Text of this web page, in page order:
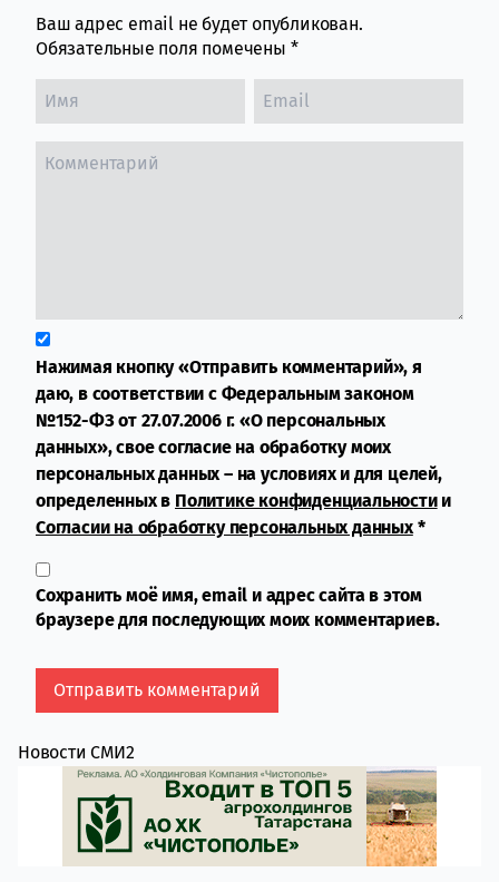
Ваш адрес email не будет опубликован.
Обязательные поля помечены *
Нажимая кнопку «Отправить комментарий», я
даю, в соответствии с Федеральным законом
№152-ФЗ от 27.07.2006 г. «О персональных
данных», свое согласие на обработку моих
персональных данных – на условиях и для целей,
определенных в Политике конфиденциальностии
Согласии на обработку персональных данных*
Сохранить моё имя, email и адрес сайта в этом
браузере для последующих моих комментариев.
Новости СМИ2